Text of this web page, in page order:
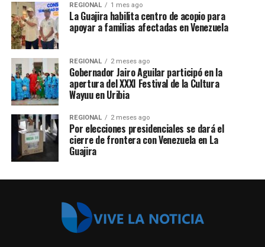
REGIONAL 1 mes ago
La Guajira habilita centro de acopio para
apoyar a familias afectadas en Venezuela
REGIONAL 2 meses ago
Gobernador Jairo Aguilar participó en la
apertura del XXXI Festival de la Cultura
Wayuu en Uribia
REGIONAL 2 meses ago
Por elecciones presidenciales se dará el
cierre de frontera con Venezuela en La
Guajira